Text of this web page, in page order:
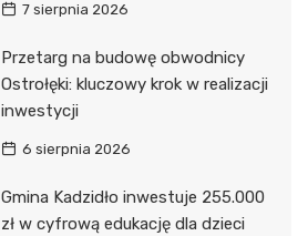
7 sierpnia 2026
Przetarg na budowę obwodnicy
Ostrołęki: kluczowy krok w realizacji
inwestycji
6 sierpnia 2026
Gmina Kadzidło inwestuje 255.000
zł w cyfrową edukację dla dzieci